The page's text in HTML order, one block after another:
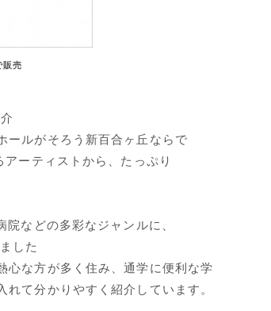
販売
ールがそろう新百合ヶ丘ならで
アーティストから、たっぷり
などの多彩なジャンルに、
した
心な方が多く住み、通学に便利な学
て分かりやすく紹介しています。